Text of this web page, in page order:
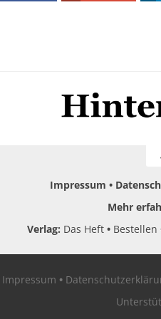
Impressum
Mehr
Verlag: Das Heft Bestellen
Impressum